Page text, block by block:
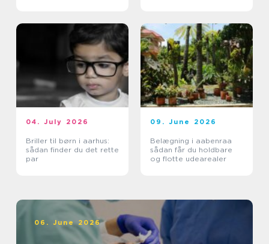
04. July 2026
Briller til børn i aarhus:
sådan finder du det rette
par
09. June 2026
Belægning i aabenraa
sådan får du holdbare
og flotte udearealer
06. June 2026